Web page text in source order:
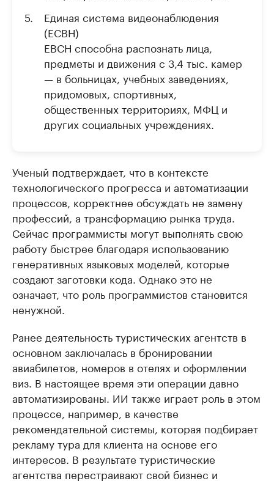
Единая система видеонаблюдения
(ЕСВН)
ЕВСН способна распознать лица,
предметы и движения с 3,4 тыс. камер
— в больницах, учебных заведениях,
придомовых, спортивных,
общественных территориях, МФЦ и
других социальных учреждениях.
Ученый подтверждает, что в контексте
технологического прогресса и автоматизации
процессов, корректнее обсуждать не замену
профессий, а трансформацию рынка труда.
Сейчас программисты могут выполнять свою
работу быстрее благодаря использованию
генеративных языковых моделей, которые
создают заготовки кода. Однако это не
означает, что роль программистов становится
ненужной.
Ранее деятельность туристических агентств в
основном заключалась в бронировании
авиабилетов, номеров в отелях и оформлении
виз. В настоящее время эти операции давно
автоматизированы. ИИ также играет роль в этом
процессе, например, в качестве
рекомендательной системы, которая подбирает
рекламу тура для клиента на основе его
интересов. В результате туристические
агентства перестраивают свой бизнес и